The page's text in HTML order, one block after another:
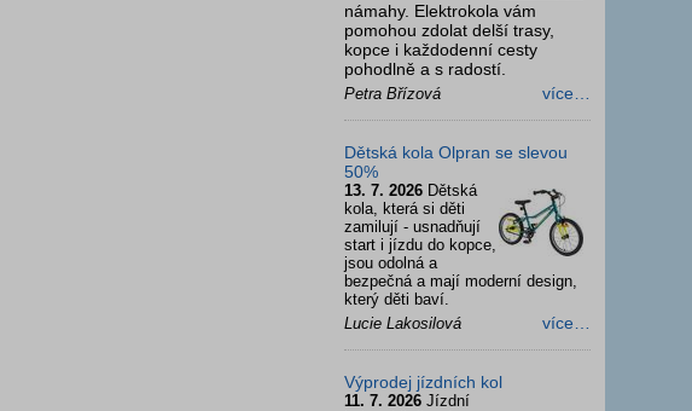
námahy. Elektrokola vám
pomohou zdolat delší trasy,
kopce i každodenní cesty
pohodlně a s radostí.
Petra Břízová více…
Dětská kola Olpran se slevou
50%
13. 7. 2026 Dětská
kola, která si děti
zamilují - usnadňují
start i jízdu do kopce,
jsou odolná a
bezpečná a mají moderní design,
který děti baví.
Lucie Lakosilová
více…
Výprodej jízdních kol
11. 7. 2026 Jízdní